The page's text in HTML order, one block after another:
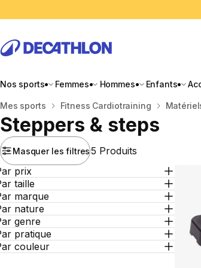
Nos sports Femmes Hommes Enfants
Accueil
Mes sports Fitness Cardiotraining
Steppers & steps
Masquer les filtres5 Produits
prix
taille
marque
nature
genre
pratique
couleur